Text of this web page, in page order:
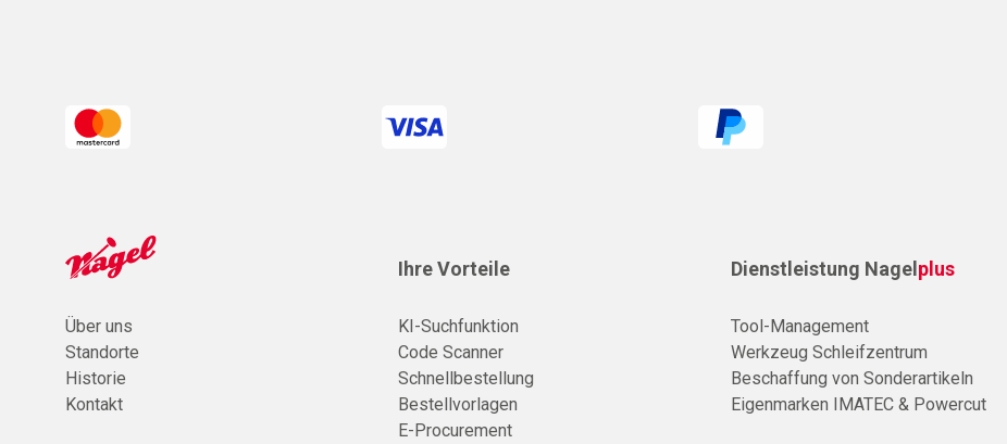
Über uns
Standorte
Historie
Kontakt
Ihre Vorteile
KI-Suchfunktion
Code Scanner
Schnellbestellung
Bestellvorlagen
E-Procurement
Dienstleistung Nagel plus
Tool-Management
Werkzeug Schleifzentrum
Beschaffung von Sonderartikeln
Eigenmarken IMATEC & Powercut